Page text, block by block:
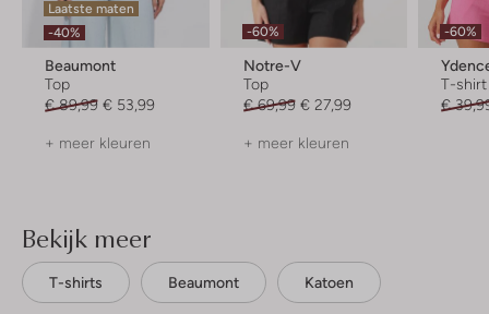
Laatste maten
-40%
Beaumont
Top
€ 89,99 € 53,99
+ meer kleuren
-60%
Notre-V
Top
€ 69,99 € 27,99
+ meer kleuren
-60%
T-shirt
€
Bekijk meer
T-shirts Beaumont Katoen